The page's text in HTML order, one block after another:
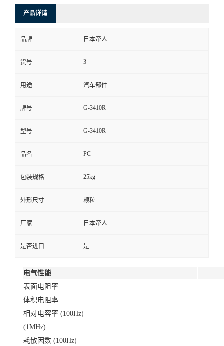
产品详请
品牌 日本帝人
货号 3
用途 汽车部件
牌号 G-3410R
型号 G-3410R
品名 PC
包装规格 25kg
外形尺寸 颗粒
厂家 日本帝人
是否进口 是
电气性能
表面电阻率
体积电阻率
相对电容率 (100Hz)
(1MHz)
耗散因数 (100Hz)